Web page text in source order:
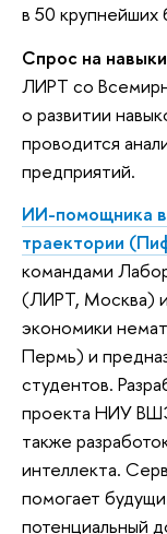
в 50 крупнейших
Спрос на
ЛИРТ со
о развитии
проводится
предприятий.
ИИ-помощника
траектории
командами
(ЛИРТ, Москва)
экономики
Пермь) и
студентов.
проекта НИУ
также
интеллекта.
помогает
потенциальный